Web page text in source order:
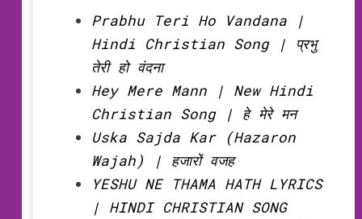
Prabhu Teri Ho Vandana |
Hindi Christian Song | प्रभु
तेरी हो वंदना
Hey Mere Mann | New Hindi
Christian Song | हे मेरे मन
Uska Sajda Kar (Hazaron
Wajah) | हजारों वजह
YESHU NE THAMA HATH LYRICS
| HINDI CHRISTIAN SONG